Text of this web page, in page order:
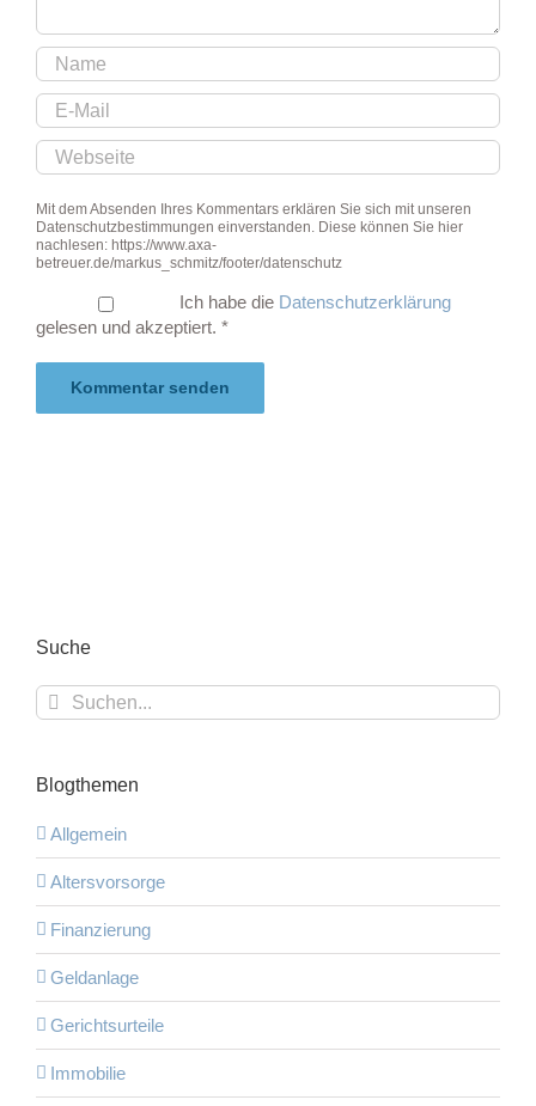
Mit dem Absenden Ihres Kommentars erklären Sie sich mit unseren
Datenschutzbestimmungen einverstanden. Diese können Sie hier
nachlesen: https://www.axa-
betreuer.de/markus_schmitz/footer/datenschutz
Ich habe die Datenschutzerklärung
gelesen und akzeptiert. *
Suche
Suche
nach:
Blogthemen
Allgemein
Altersvorsorge
Finanzierung
Geldanlage
Gerichtsurteile
Immobilie